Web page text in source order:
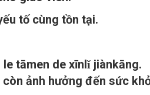
tố cùng tồn tại.
tāmen de xīnlǐ jiànkāng.
ảnh hưởng đến sức